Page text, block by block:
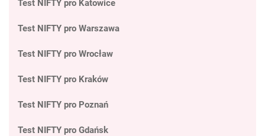
Test NIFTY pro Katowice
Test NIFTY pro Warszawa
Test NIFTY pro Wrocław
Test NIFTY pro Kraków
Test NIFTY pro Poznań
Test NIFTY pro Gdańsk